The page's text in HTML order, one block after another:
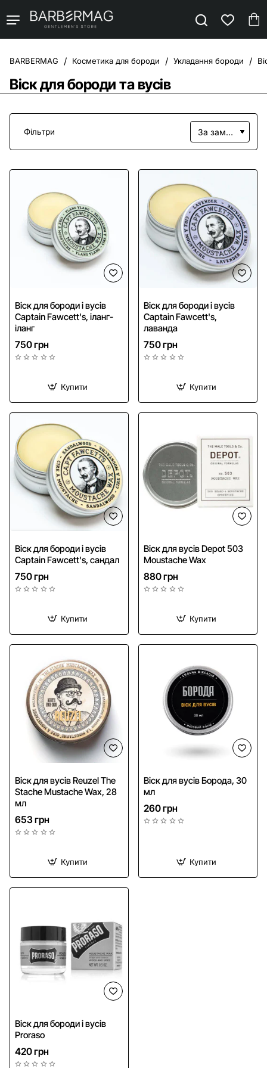
Віск для бороди та вусів
Косметика для бороди Укладання бороди
Фільтри
Віск для бороди і вусів
Captain Fawcett's, іланг-
іланг
750 грн
Купити
Віск для бороди і вусів
Captain Fawcett's,
лаванда
750 грн
Купити
Віск для бороди і вусів
Captain Fawcett's, сандал
750 грн
Купити
Віск для вусів Depot 503
Moustache Wax
880 грн
Купити
Віск для вусів Reuzel The
Stache Mustache Wax, 28
мл
653 грн
Купити
Віск для вусів Борода, 30
мл
260 грн
Купити
Віск для бороди і вусів
Proraso
420 грн